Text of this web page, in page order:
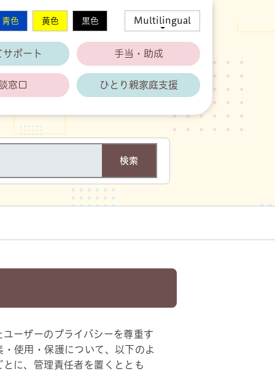
青色 黄色 黒色 Multilingual
サポート 手当・助成
窓口 ひとり親家庭支援
ーザーのプライバシーを尊重す
使用・保護について、以下のよ
に、管理責任者を置くととも